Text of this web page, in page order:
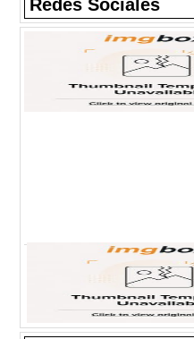
Redes Sociales